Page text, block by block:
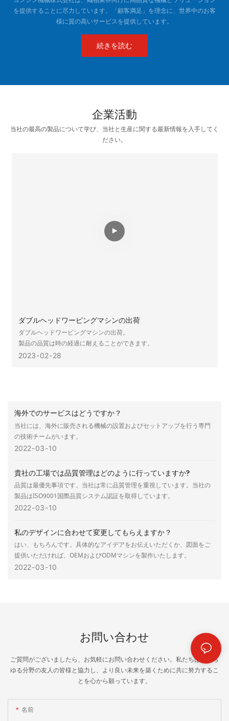
を提供することに尽力しています。「顧客満足」を理念に、世界中のお客
様に質の高いサービスを提供しています。
続きを読む
企業活動
当社の最高の製品について学び、当社と生産に関する最新情報を入手してく
ださい。
ダブルヘッドワーピングマシンの出荷
ダブルヘッドワーピングマシンの出荷。
製品の品質は時の経過に耐えることができます。
2023 02 28
海外でのサービスはどうですか？
当社には、海外に販売される機械の設置およびセットアップを行う専門
の技術チームがいます。
2022 03 10
貴社の工場では品質管理はどのように行っていますか?
品質は最優先事項です。当社は常に品質管理を重視しています。当社の
製品はISO9001国際品質システム認証を取得しています。
2022 03 10
私のデザインに合わせて変更してもらえますか？
はい、もちろんです。具体的なアイデアをお伝えいただくか、図面をご
提供いただければ、OEMおよびODMマシンを製作いたします。
2022 03 10
お問い合わせ
ご質問がございましたら、お気軽にお問い合わせください。私たちは、あら
ゆる分野の友人の皆様と協力し、より良い未来を築くために共に努力するこ
とを心から願っています。
名前